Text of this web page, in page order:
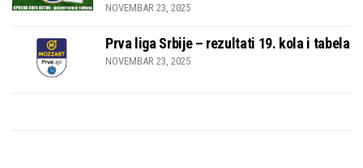
NOVEMBAR 23, 2025
Prva liga Srbije – rezultati 19. kola i tabela
NOVEMBAR 23, 2025